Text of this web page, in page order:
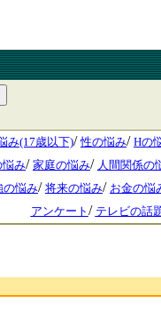
み(17歳以下)/性の悩み/ Hの
悩み/ 家庭の悩み/ 人間関係の
の悩み/ 将来の悩み/ お金の悩
アンケート / テレビの話